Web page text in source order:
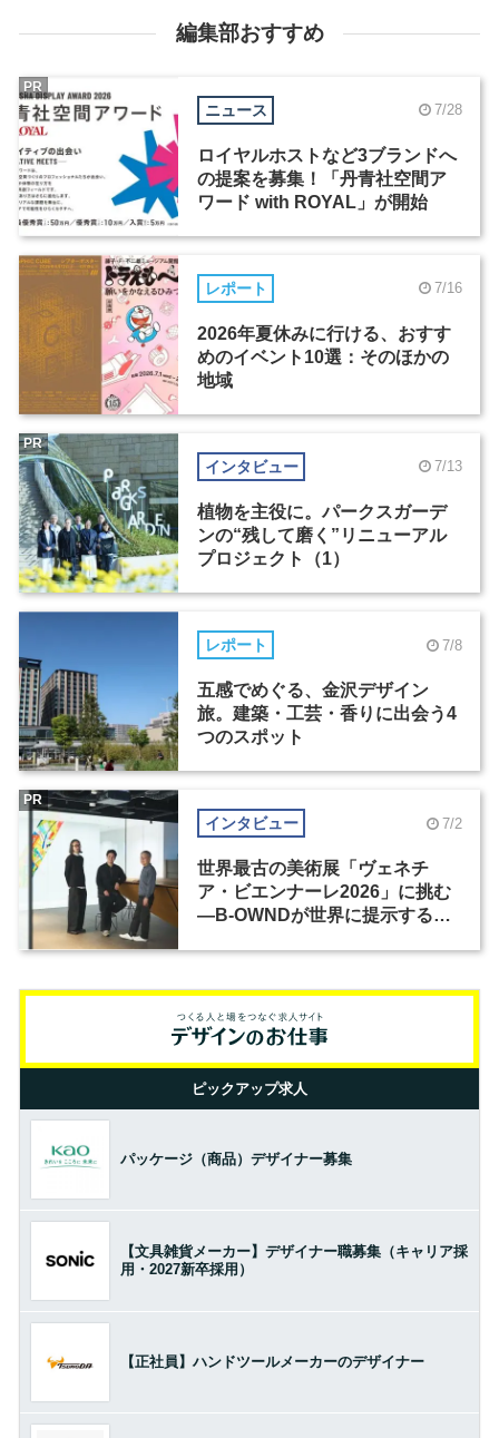
編集部おすすめ
ニュース 7/28
ロイヤルホストなど3ブランドへ
の提案を募集！「丹青社空間ア
ワード with ROYAL」が開始
PR
レポート 7/16
2026年夏休みに行ける、おすす
めのイベント10選：そのほかの
地域
インタビュー 7/13
植物を主役に。パークスガーデ
ンの“残して磨く”リニューアル
プロジェクト（1）
PR
レポート 7/8
五感でめぐる、金沢デザイン
旅。建築・工芸・香りに出会う4
つのスポット
インタビュー 7/2
世界最古の美術展「ヴェネチ
ア・ビエンナーレ2026」に挑む
―B-OWNDが世界に提示する美
PR
ピックアップ求人
パッケージ（商品）デザイナー募集
【文具雑貨メーカー】デザイナー職募集（キャリア採
用・2027新卒採用）
【正社員】ハンドツールメーカーのデザイナー